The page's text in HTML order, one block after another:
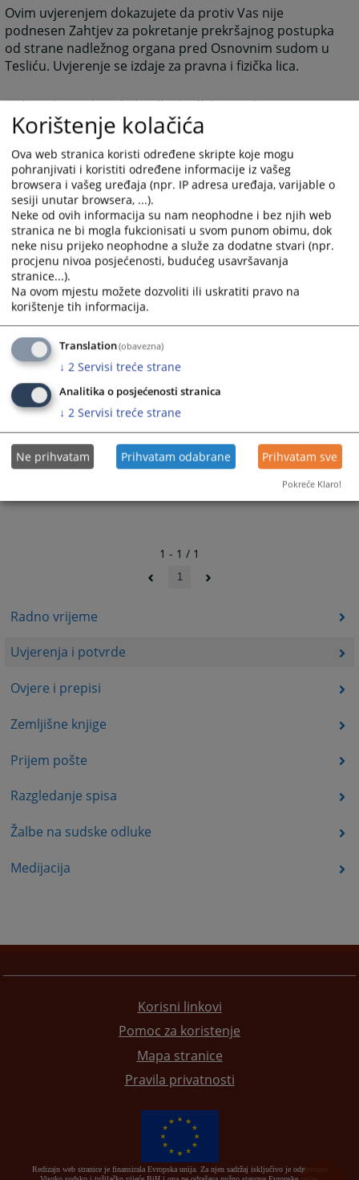
Radno vrijeme
Uvjerenja i potvrde
Ovjere i prepisi
Zemljišne knjige
Prijem pošte
Razgledanje spisa
Žalbe na sudske odluke
Medijacija
Ovim uvjerenjem dokazujete da protiv Vas nije
podnesen Zahtjev za pokretanje prekršajnog postupka
od strane nadležnog organa pred Osnovnim sudom u
Tesliću. Uvjerenje se izdaje za pravna i fizička lica.
Uvjerenje o zabrani obavljanja djelatnosti
Ovim uvjerenjem dokazujete da protiv Vas nije izrečena
zaštitna mjera zabrane obavljanja određene
djelatnosti.
Uvjerenje o nevođenju krivičnog postupka
Ovim uvjerenjem dokazujete da protiv Vas nije
podignuta optužnica koja je stala na pravnu snagu, niti
je izrečena nepravosnažna osuđujuća presuda za
krivično djelo za koje je propisana novčana kazna ili
kazna zatvora. Obrazac zahtjeva za izdavanje uvjerenja
možete preuzeti u ovom sudu kancelarija broj 6. počev
od 01.04.2017. godine, kada je u ovom sudu počela
primjena Modula za izdavanje uvjerenja o nevođenju
krivičnog postupka.
2255
1 - 1 / 1
1
Korisni linkovi
Pomoc za koristenje
Mapa stranice
Pravila privatnosti
Redizajn web stranice je finansirala Evropska unija. Za njen sadržaj isključivo je odgovorno
Korištenje kolačića
Ova web stranica koristi određene skripte koje mogu
pohranjivati i koristiti određene informacije iz vašeg
browsera i vašeg uređaja (npr. IP adresa uređaja, varijable o
sesiji unutar browsera, ...).
Neke od ovih informacija su nam neophodne i bez njih web
stranica ne bi mogla fukcionisati u svom punom obimu, dok
neke nisu prijeko neophodne a služe za dodatne stvari (npr.
procjenu nivoa posjećenosti, budućeg usavršavanja
stranice...).
Na ovom mjestu možete dozvoliti ili uskratiti pravo na
korištenje tih informacija.
Translation(obavezna)
↓ 2 Servisi treće strane
Analitika o posjećenosti stranica
↓ 2 Servisi treće strane
Ne prihvatam Prihvatam odabrane Prihvatam sve
Pokreće Klaro!